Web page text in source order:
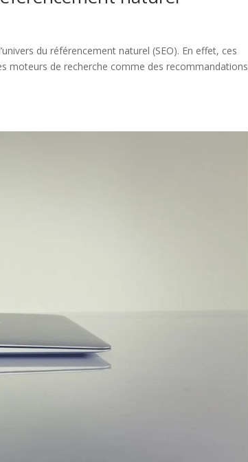
du référencement naturel (SEO). En effet, ces
moteurs de recherche comme des recommandations